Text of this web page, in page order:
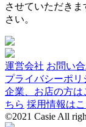
させていただき
さい。
運営会社 お問い
プライバシーポリ
企業、お店の方
ちら 採用情報は
©2021 Casie All